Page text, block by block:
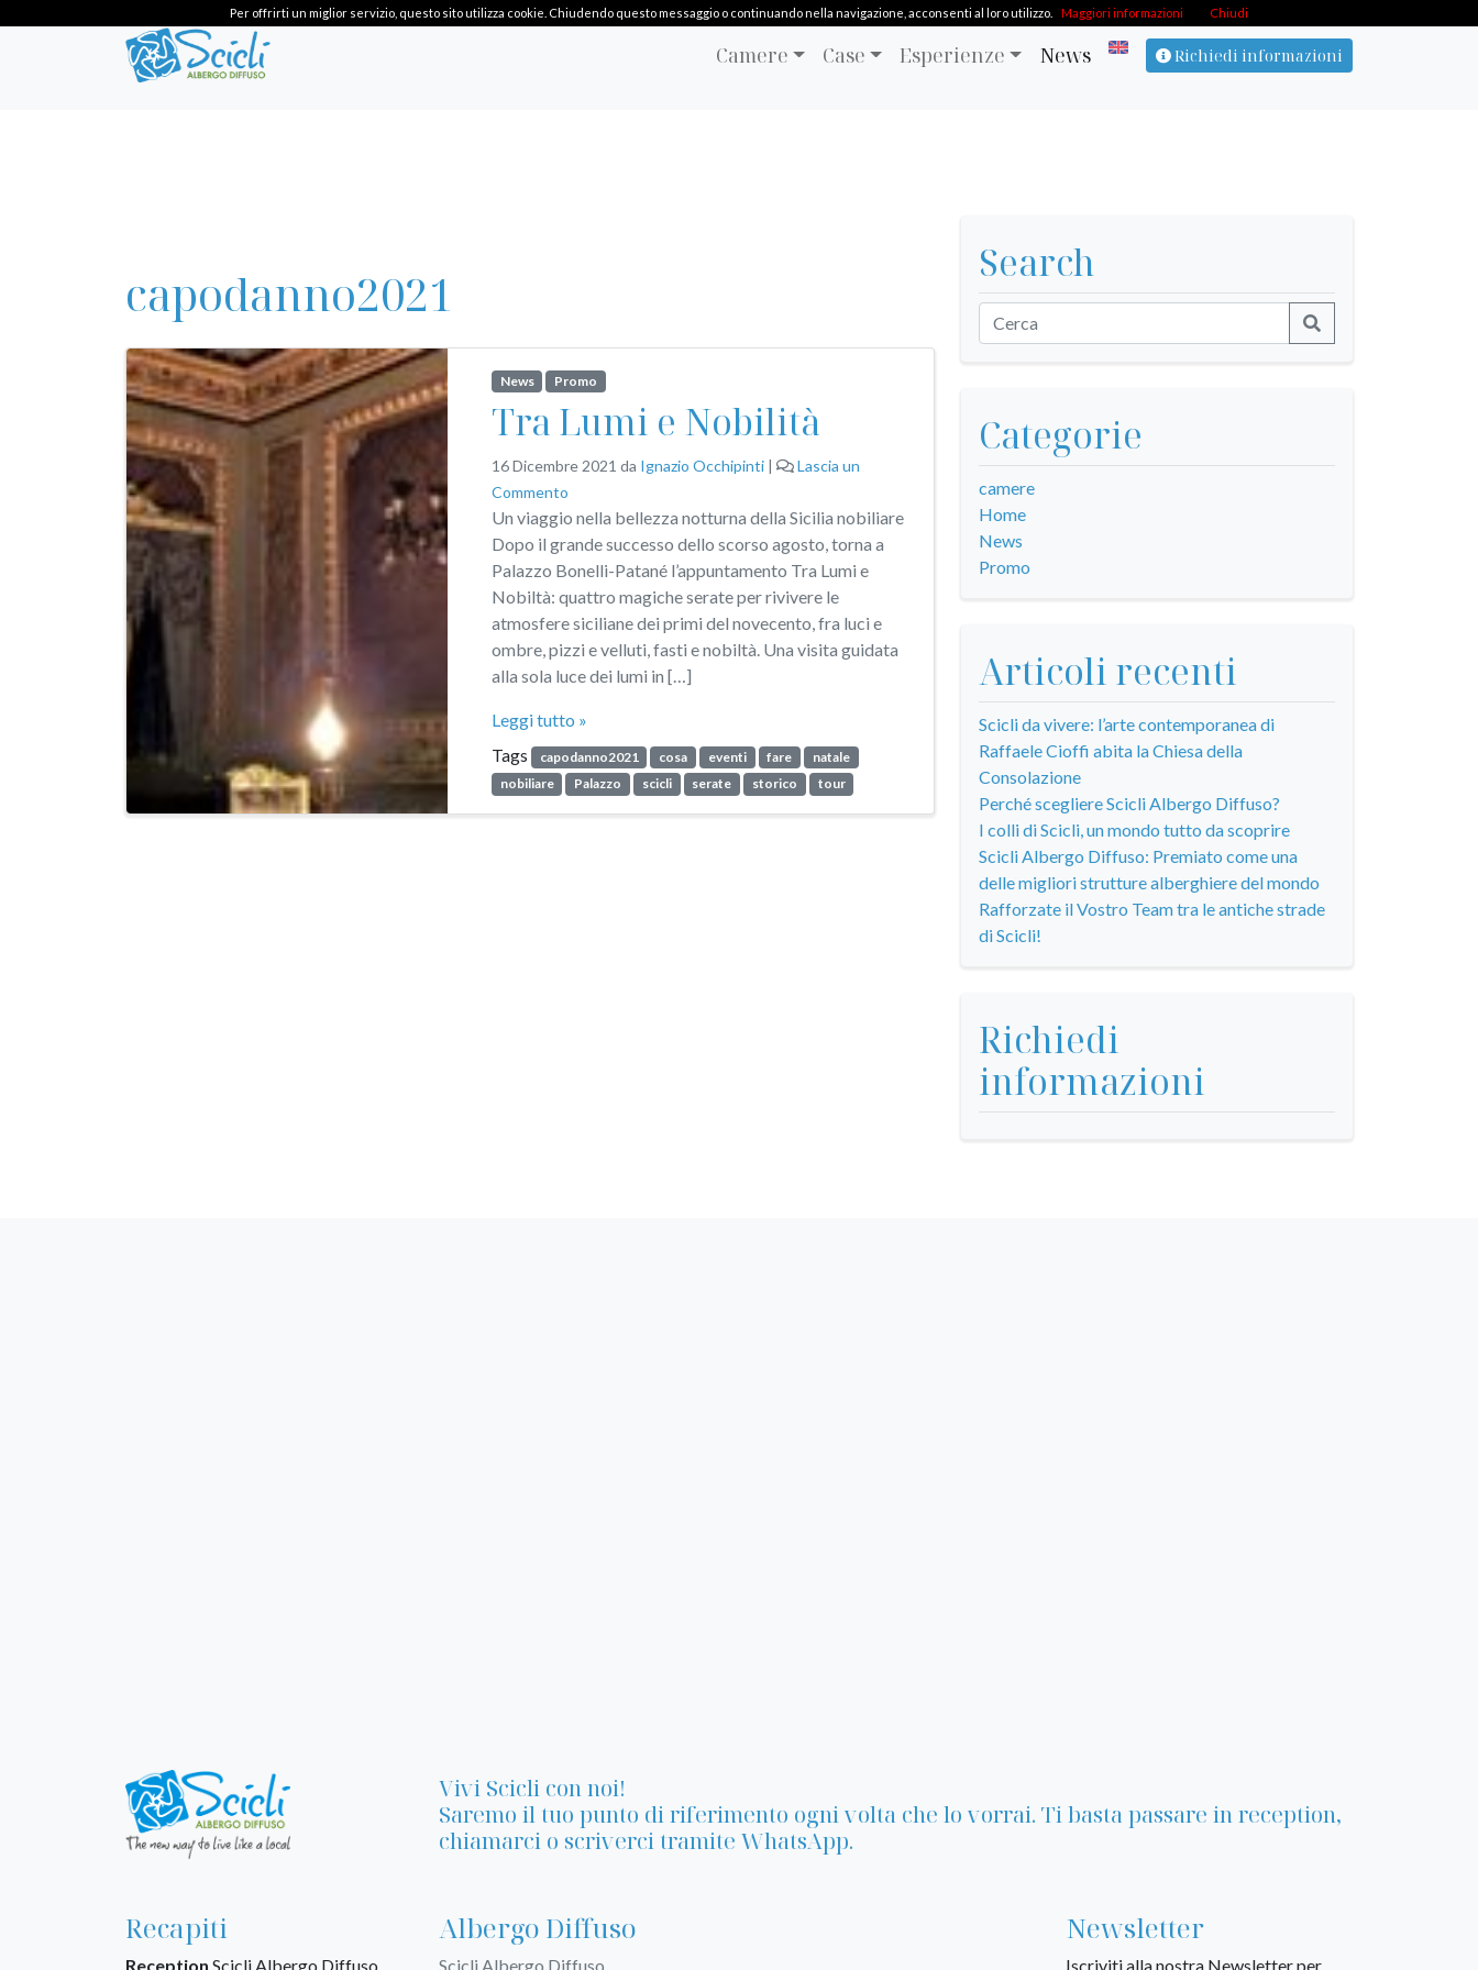
Camere Case Esperienze News Richiedi informazioni
capodanno2021
News Promo
Tra Lumi e Nobilità
16 Dicembre 2021 da Ignazio Occhipinti |
Lascia un
Commento
Un viaggio nella bellezza notturna della Sicilia nobiliare
Dopo il grande successo dello scorso agosto, torna a
Palazzo Bonelli-Patané l’appuntamento Tra Lumi e
Nobiltà: quattro magiche serate per rivivere le
atmosfere siciliane dei primi del novecento, fra luci e
ombre, pizzi e velluti, fasti e nobiltà. Una visita guidata
alla sola luce dei lumi in […]
Leggi tutto »
Tags
capodanno2021 cosa eventi fare
natale
nobiliare
Palazzo scicli serate storico tour
Search
Categorie
camere
Home
News
Promo
Articoli recenti
Scicli da vivere: l’arte contemporanea di
Raffaele Cioffi abita la Chiesa della
Consolazione
Perché scegliere Scicli Albergo Diffuso?
I colli di Scicli, un mondo tutto da scoprire
Scicli Albergo Diffuso: Premiato come una
delle migliori strutture alberghiere del mondo
Rafforzate il Vostro Team tra le antiche strade
di Scicli!
Richiedi
informazioni
Vivi Scicli con noi!
Saremo il tuo punto di riferimento ogni volta che lo vorrai. Ti basta passare in reception,
chiamarci o scriverci tramite WhatsApp.
Recapiti
Reception Scicli Albergo Diffuso
Albergo Diffuso
Scicli Albergo Diffuso
Newsletter
Iscriviti alla nostra Newsletter per
Per offrirti un miglior servizio, questo sito utilizza cookie. Chiudendo questo messaggio o continuando nella navigazione, acconsenti al loro utilizzo. Maggiori informazioni Chiudi